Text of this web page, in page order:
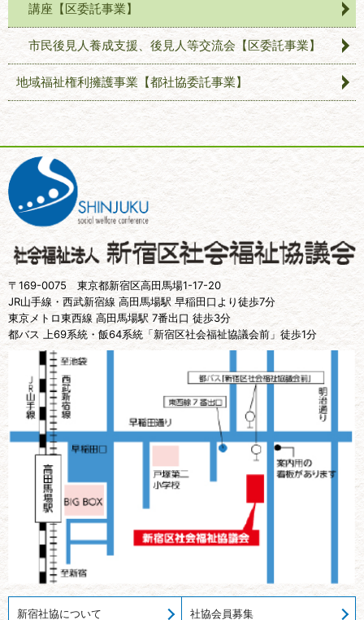
講座【区委託事業】
市民後見人養成支援、後見人等交流会【区委託事業】
地域福祉権利擁護事業【都社協委託事業】
〒169-0075 東京都新宿区高田馬場1-17-20
JR山手線・西武新宿線 高田馬場駅 早稲田口より徒歩7分
東京メトロ東西線 高田馬場駅 7番出口 徒歩3分
都バス 上69系統・飯64系統「新宿区社会福祉協議会前」徒歩1分
新宿社協について 社協会員募集